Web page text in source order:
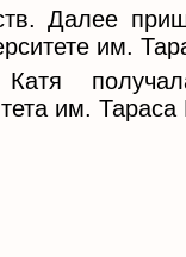
Далее
им.
им.